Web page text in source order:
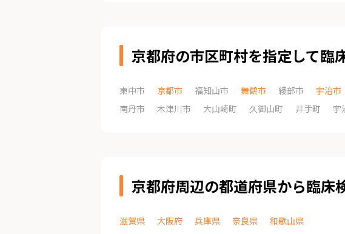
京都府の市区町村を指定して臨
東中市 京都市 福知山市 舞鶴市 綾部市 宇治市
南丹市
木津川市 大山崎町 久御山町 井手町 宇
京都府周辺の都道府県から臨床
滋賀県 大阪府 兵庫県 奈良県 和歌山県